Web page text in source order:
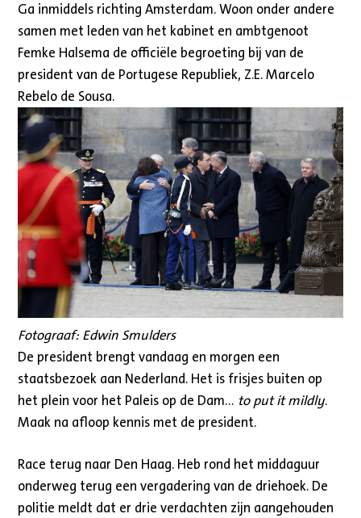
Ga inmiddels richting Amsterdam. Woon onder andere
samen met leden van het kabinet en ambtgenoot
Femke Halsema de officiële begroeting bij van de
president van de Portugese Republiek, Z.E. Marcelo
Rebelo de Sousa.
Fotograaf: Edwin Smulders
De president brengt vandaag en morgen een
staatsbezoek aan Nederland. Het is frisjes buiten op
het plein voor het Paleis op de Dam… to put it mildly.
Maak na afloop kennis met de president.
Race terug naar Den Haag. Heb rond het middaguur
onderweg terug een vergadering van de driehoek. De
politie meldt dat er drie verdachten zijn aangehouden